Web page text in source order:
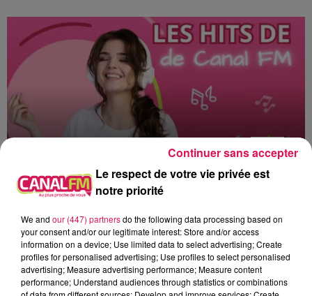
13h00 - 16h00
Le respect de votre vie privée est
notre priorité
We and our (447) partnersdo the following data processing based on
your consent and/or our legitimate interest: Store and/or access
information on a device; Use limited data to select advertising; Create
profiles for personalised advertising; Use profiles to select personalised
advertising; Measure advertising performance; Measure content
performance; Understand audiences through statistics or combinations
Continuer sans accepter